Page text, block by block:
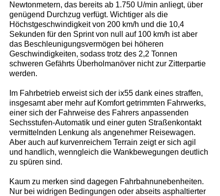
Newtonmetern, das bereits ab 1.750 U/min anliegt, über
genügend Durchzug verfügt. Wichtiger als die
Höchstgeschwindigkeit von 200 km/h und die 10,4
Sekunden für den Sprint von null auf 100 km/h ist aber
das Beschleunigungsvermögen bei höheren
Geschwindigkeiten, sodass trotz des 2,2 Tonnen
schweren Gefährts Überholmanöver nicht zur Zitterpartie
werden.
Im Fahrbetrieb erweist sich der ix55 dank eines straffen,
insgesamt aber mehr auf Komfort getrimmten Fahrwerks,
einer sich der Fahrweise des Fahrers anpassenden
Sechsstufen-Automatik und einer guten Straßenkontakt
vermittelnden Lenkung als angenehmer Reisewagen.
Aber auch auf kurvenreichem Terrain zeigt er sich agil
und handlich, wenngleich die Wankbewegungen deutlich
zu spüren sind.
Kaum zu merken sind dagegen Fahrbahnunebenheiten.
Nur bei widrigen Bedingungen oder abseits asphaltierter